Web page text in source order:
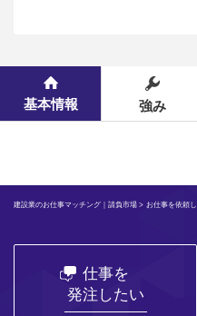
基本情報 強み
建設業のお仕事マッチング｜請負市場 > お仕事を依頼
仕事を
発注したい